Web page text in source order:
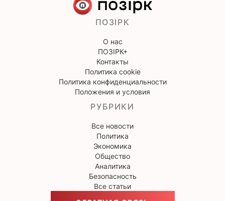
ПОЗІРК
О нас
ПОЗІРК+
Контакты
Политика cookie
Политика конфиденциальности
Положения и условия
РУБРИКИ
Все новости
Политика
Экономика
Общество
Аналитика
Безопасность
Все статьи